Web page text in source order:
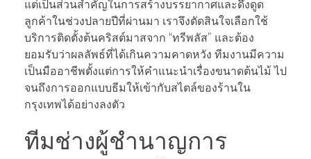
แต่เป็นส่วนสำคัญในการสร้างบรรยากาศและดึงดูด
ลูกค้าในช่วงปลายปีที่ผ่านมา เราจึงตัดสินใจเลือกใช้
บริการติดตั้งต้นคริสต์มาสจาก “ทรีพลัส” และต้อง
ยอมรับว่าผลลัพธ์ที่ได้เกินความคาดหวัง ทีมงานมีความ
เป็นมืออาชีพตั้งแต่การให้คำแนะนำเรื่องขนาดต้นไม้ ไป
จนถึงการออกแบบธีมให้เข้ากับสไตล์ของร้านใน
กรุงเทพได้อย่างลงตัว
ทีมช่างผู้ชำนาญการ